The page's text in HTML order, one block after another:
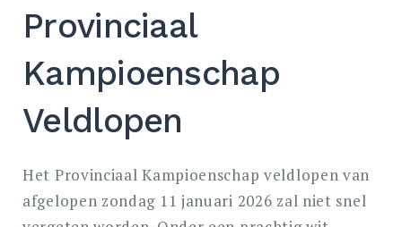
Provinciaal
Kampioenschap
Veldlopen
Het Provinciaal Kampioenschap veldlopen van
afgelopen zondag 11 januari 2026 zal niet snel